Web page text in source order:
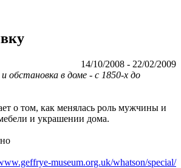
14/10/2008 - 22/02/2009
в доме - с 1850-х до
о том, как менялась роль мужчины и
и украшении дома.
museum.org.uk/whatson/special/